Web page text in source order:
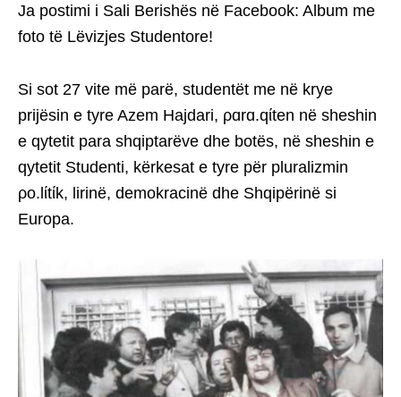
Ja postimi i Sali Berishës në Facebook: Album me
foto të Lëvizjes Studentore!
Si sot 27 vite më parë, studentët me në krye
prijësin e tyre Azem Hajdari, ρɑrɑ.qίten në sheshin
e qytetit para shqiptarëve dhe botës, në sheshin e
qytetit Studenti, kërkesat e tyre për pluralizmin
ρo.lίtίk, lirinë, demokracinë dhe Shqipërinë si
Europa.